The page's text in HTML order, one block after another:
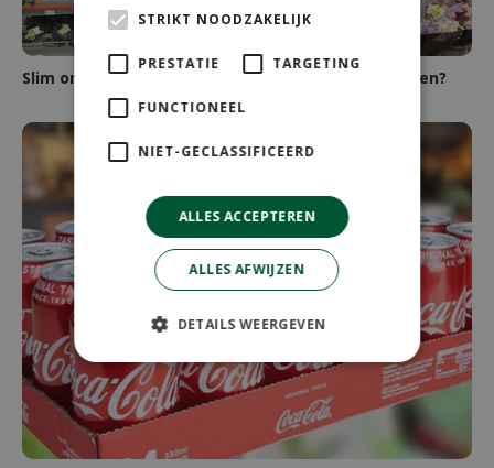
Slim omgaan met water (Kunst)boeket kopen?
STRIKT NOODZAKELIJK
PRESTATIE TARGETING
FUNCTIONEEL
NIET-GECLASSIFICEERD
ALLES ACCEPTEREN
ALLES AFWIJZEN
DETAILS WEERGEVEN